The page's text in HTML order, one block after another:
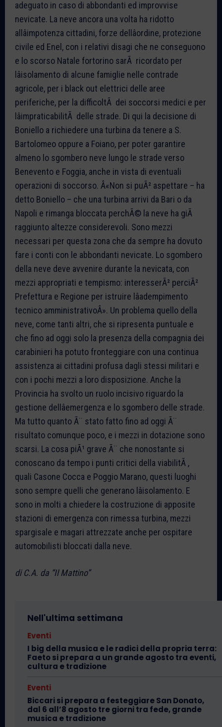
adeguato in caso di abbondanti ed improvvise
nevicate. La neve ancora una volta ha ridotto
allâimpotenza cittadini, forze dellâordine, protezione
civile ed Enel, con i relativi disagi che ne conseguono
e lo scorso Natale fortorino sarÃ ricordato per
lâisolamento di alcune famiglie nelle contrade
agricole, per i black out elettrici delle aree
periferiche, per la difficoltÃ dei soccorsi medici e per
lâimpraticabilitÃ delle strade. Di qui la decisione di
Boniello a richiedere una turbina da tenere a S.
Bartolomeo oppure a Foiano, per poter garantire
almeno lo sgombero neve lungo le strade verso
Benevento e Foggia, anche in vista di eventuali
operazioni di soccorso. Â«Non si puÃ² aspettare – ha
detto Boniello – che una turbina arrivi da Bari o da
Napoli e rimanga bloccata perchÃ© la neve ha giÃ
raggiunto altezze considerevoli. Sono mezzi
necessari per questa zona che da sempre ha dovuto
fare i conti con le abbondanti nevicate. Lo sgombero
della neve deve avvenire durante la nevicata, con
mezzi appropriati e tempismo: interesserÃ² perciÃ²
Prefettura e Regione per istruire lâadempimento
tecnico amministrativoÂ». Un problema quello della
neve, come tanti altri, che si ripresenta puntuale e
che fino ad oggi solo la presenza della compagnia dei
carabinieri ha potuto fronteggiare con una continua
assistenza ai cittadini profusa dagli stessi militari e
con i pochi mezzi a loro disposizione. Anche la
Provincia ha svolto un ruolo incisivo riguardo la
gestione dellâemergenza e lo sgombero delle strade.
Ma tutto quanto Ã¨ stato fatto fino ad oggi Ã¨
risultato comunque poco, e i mezzi in dotazione sono
scarsi. La cosa piÃ¹ grave Ã¨ che nonostante si
conoscano da tempo i punti critici della viabilitÃ ,
quali Casone Cocca e Poggio Marano, questi luoghi
sono sempre quelli che generano lâisolamento. E
sono in molti a chiedere la costruzione di apposite
stazioni di emergenza con rimessa turbina, mezzi
spargisale e magari attrezzate anche per ospitare
automobilisti bloccati dalla neve.
di C.A. da “Il Mattino”
Nell'ultima settimana
Eventi
I big della musica e le radici della propria terra:
Faeto si prepara a un grande agosto tra eventi,
cultura e tradizione
Eventi
Biccari si prepara a festeggiare San Donato,
dal 6 all’8 agosto tre giorni tra fede, grande
musica e tradizione